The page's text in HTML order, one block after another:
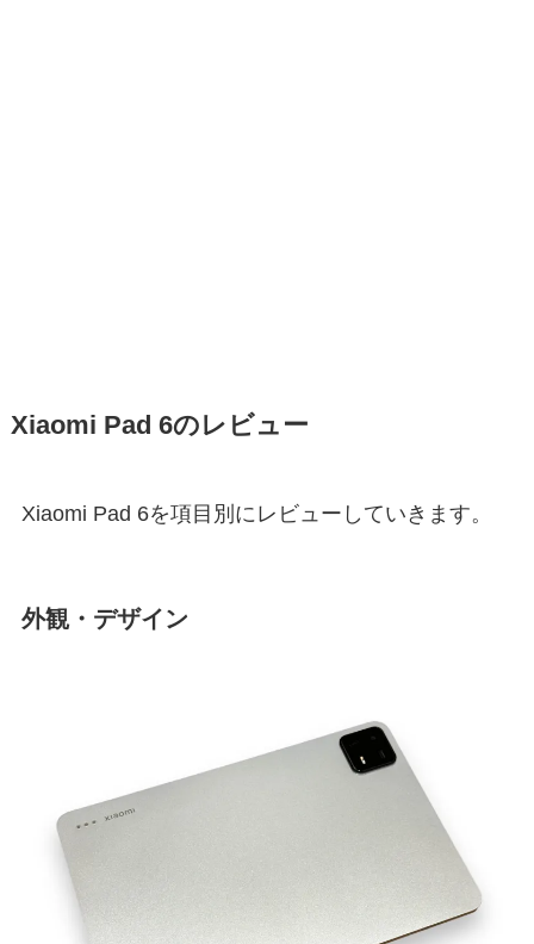
Xiaomi Pad 6のレビュー
Xiaomi Pad 6を項目別にレビューしていきます。
外観・デザイン